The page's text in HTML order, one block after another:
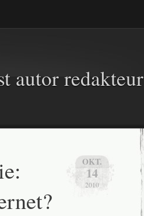
autor redakteur
OKT.
14
2010